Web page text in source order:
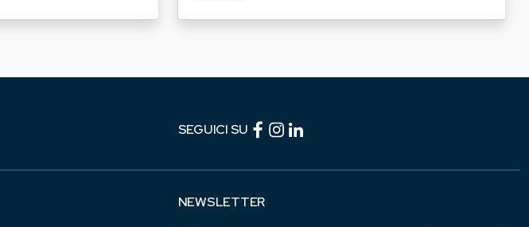
SEGUICI SU Facebook (link esterno)
Instagram (link esterno)
NEWSLETTER